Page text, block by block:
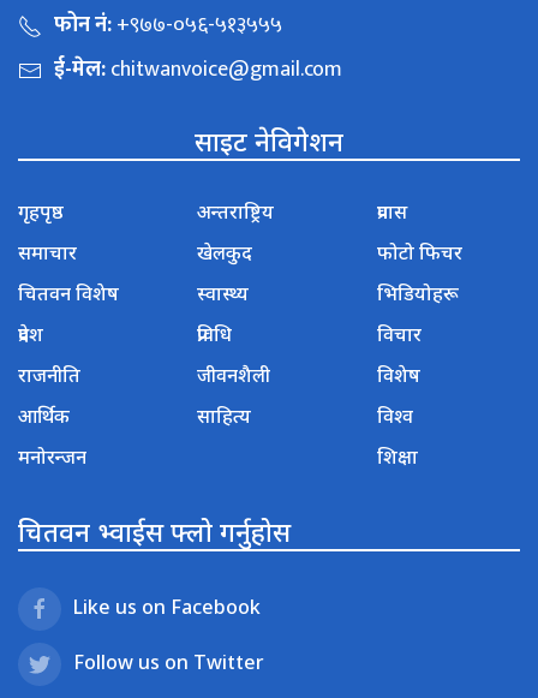
फोन नं:+९७७-०५६-५१३५५५
ई-मेल:chitwanvoice@gmail.com
साइट नेविगेशन
गृहपृष्ठ
समाचार
चितवन विशेष
प्रदेश
राजनीति
आर्थिक
मनोरन्जन
अन्तराष्ट्रिय
खेलकुद
स्वास्थ्य
प्रविधि
जीवनशैली
साहित्य
प्रवास
फोटो फिचर
भिडियोहरू
विचार
विशेष
विश्व
शिक्षा
चितवन भ्वाईस फ्लो गर्नुहोस
Like us on Facebook
Follow us on Twitter